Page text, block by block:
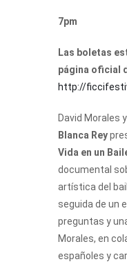
7pm
Las boletas
página oficial
http://
David Morales
Blanca Rey
Vida en un
documental
artística del
seguida de un
preguntas y
Morales, en
españoles y